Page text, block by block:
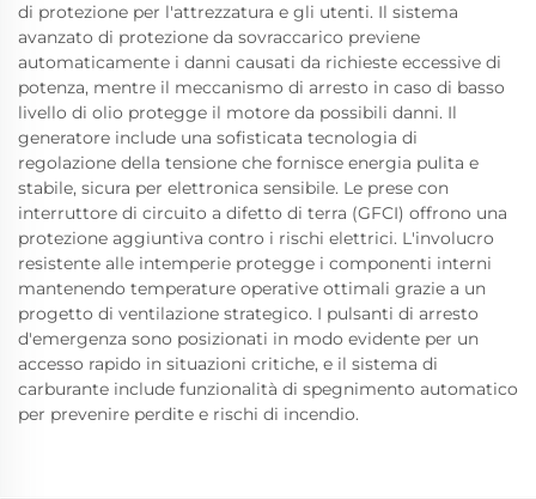
di protezione per l'attrezzatura e gli utenti. Il sistema
avanzato di protezione da sovraccarico previene
automaticamente i danni causati da richieste eccessive di
potenza, mentre il meccanismo di arresto in caso di basso
livello di olio protegge il motore da possibili danni. Il
generatore include una sofisticata tecnologia di
regolazione della tensione che fornisce energia pulita e
stabile, sicura per elettronica sensibile. Le prese con
interruttore di circuito a difetto di terra (GFCI) offrono una
protezione aggiuntiva contro i rischi elettrici. L'involucro
resistente alle intemperie protegge i componenti interni
mantenendo temperature operative ottimali grazie a un
progetto di ventilazione strategico. I pulsanti di arresto
d'emergenza sono posizionati in modo evidente per un
accesso rapido in situazioni critiche, e il sistema di
carburante include funzionalità di spegnimento automatico
per prevenire perdite e rischi di incendio.